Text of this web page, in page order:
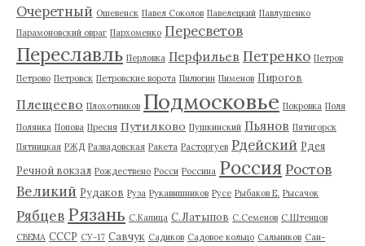
Очеретный Ошевенск Павел Соколов Павелецкий Павлушенко
Парамоновский овраг Пархоменко Пересветов
Переславль Перловка Перфильев Петренко Петров
Петрово Петровск Петровские ворота Пилюгин Пименов Пирогов
Плещеево Плохотников Подмосковье Покровка Поля
Полянка Попова Пресня Путилково Пушкинский Пьянов Пятигорск
Пятницкая РЖД Развадовская Ракета Расторгуев Рдейский Рдея
Речной вокзал Рождествено Росси Россина Россия Ростов
Великий Рудаков Руза Рукавишников Русе Рыбаков Е. Рысачок
Рябцев Рязань С.Капица С.Латыпов С.Семенов С.Штенцов
СВЕМА СССР СУ-17 Савчук Садиков Садовое кольцо Сальников Сан-